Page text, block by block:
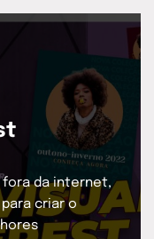
fora da internet,
criar o